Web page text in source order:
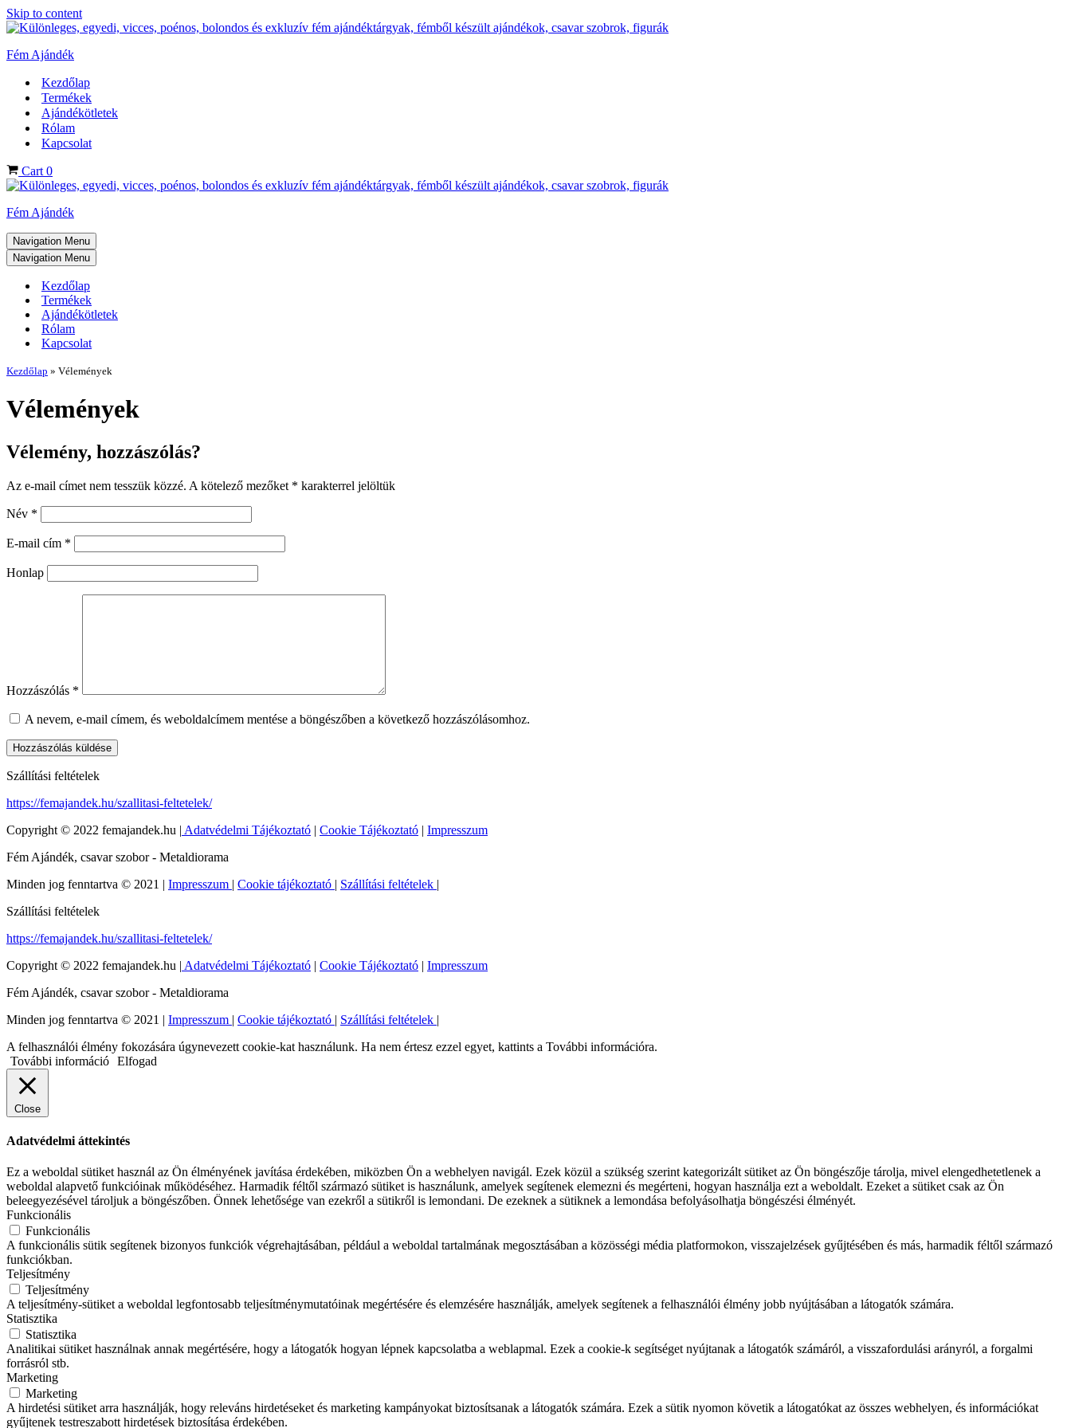
Skip to content
Fém Ajándék
Kezdőlap
Termékek
Ajándékötletek
Rólam
Kapcsolat
Cart 0
Fém Ajándék
Navigation Menu
Navigation Menu
Kezdőlap
Termékek
Ajándékötletek
Rólam
Kapcsolat
Kezdőlap » Vélemények
Vélemények
Vélemény, hozzászólás?
Az e-mail címet nem tesszük közzé. A kötelező mezőket * karakterrel jelöltük
Név *
E-mail cím *
Honlap
Hozzászólás *
A nevem, e-mail címem, és weboldalcímem mentése a böngészőben a következő hozzászólásomhoz.
Szállítási feltételek
https://femajandek.hu/szallitasi-feltetelek/
Copyright © 2022 femajandek.hu | Adatvédelmi Tájékoztató | Cookie Tájékoztató | Impresszum
Fém Ajándék, csavar szobor - Metaldiorama
Minden jog fenntartva © 2021 | Impresszum | Cookie tájékoztató | Szállítási feltételek |
Szállítási feltételek
https://femajandek.hu/szallitasi-feltetelek/
Copyright © 2022 femajandek.hu | Adatvédelmi Tájékoztató | Cookie Tájékoztató | Impresszum
Fém Ajándék, csavar szobor - Metaldiorama
Minden jog fenntartva © 2021 | Impresszum | Cookie tájékoztató | Szállítási feltételek |
A felhasználói élmény fokozására úgynevezett cookie-kat használunk. Ha nem értesz ezzel egyet, kattints a További információra.
További információ Elfogad
Close
Adatvédelmi áttekintés
Ez a weboldal sütiket használ az Ön élményének javítása érdekében, miközben Ön a webhelyen navigál. Ezek közül a szükség szerint kategorizált sütiket az Ön böngészője tárolja, mivel elengedhetetlenek a
weboldal alapvető funkcióinak működéséhez. Harmadik féltől származó sütiket is használunk, amelyek segítenek elemezni és megérteni, hogyan használja ezt a weboldalt. Ezeket a sütiket csak az Ön
beleegyezésével tároljuk a böngészőben. Önnek lehetősége van ezekről a sütikről is lemondani. De ezeknek a sütiknek a lemondása befolyásolhatja böngészési élményét.
Funkcionális
Funkcionális
A funkcionális sütik segítenek bizonyos funkciók végrehajtásában, például a weboldal tartalmának megosztásában a közösségi média platformokon, visszajelzések gyűjtésében és más, harmadik féltől származó
funkciókban.
Teljesítmény
Teljesítmény
A teljesítmény-sütiket a weboldal legfontosabb teljesítménymutatóinak megértésére és elemzésére használják, amelyek segítenek a felhasználói élmény jobb nyújtásában a látogatók számára.
Statisztika
Statisztika
Analitikai sütiket használnak annak megértésére, hogy a látogatók hogyan lépnek kapcsolatba a weblapmal. Ezek a cookie-k segítséget nyújtanak a látogatók számáról, a visszafordulási arányról, a forgalmi
forrásról stb.
Marketing
Marketing
A hirdetési sütiket arra használják, hogy releváns hirdetéseket és marketing kampányokat biztosítsanak a látogatók számára. Ezek a sütik nyomon követik a látogatókat az összes webhelyen, és információkat
gyűjtenek testreszabott hirdetések biztosítása érdekében.